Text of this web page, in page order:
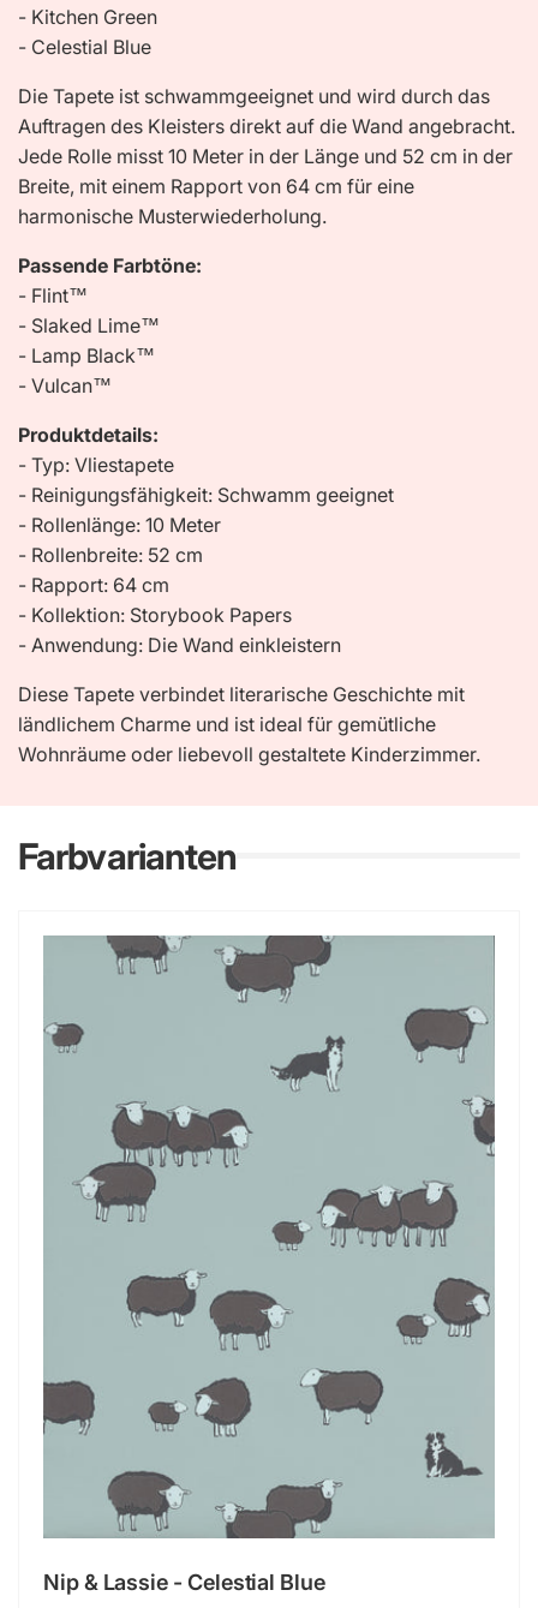
- Kitchen Green
- Celestial Blue
Die Tapete ist schwammgeeignet und wird durch das
Auftragen des Kleisters direkt auf die Wand angebracht.
Jede Rolle misst 10 Meter in der Länge und 52 cm in der
Breite, mit einem Rapport von 64 cm für eine
harmonische Musterwiederholung.
Passende Farbtöne:
- Flint™
- Slaked Lime™
- Lamp Black™
- Vulcan™
Produktdetails:
- Typ: Vliestapete
- Reinigungsfähigkeit: Schwamm geeignet
- Rollenlänge: 10 Meter
- Rollenbreite: 52 cm
- Rapport: 64 cm
- Kollektion: Storybook Papers
- Anwendung: Die Wand einkleistern
Diese Tapete verbindet literarische Geschichte mit
ländlichem Charme und ist ideal für gemütliche
Wohnräume oder liebevoll gestaltete Kinderzimmer.
Farbvarianten
Nip & Lassie - Celestial Blue